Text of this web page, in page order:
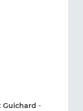
Guichard -